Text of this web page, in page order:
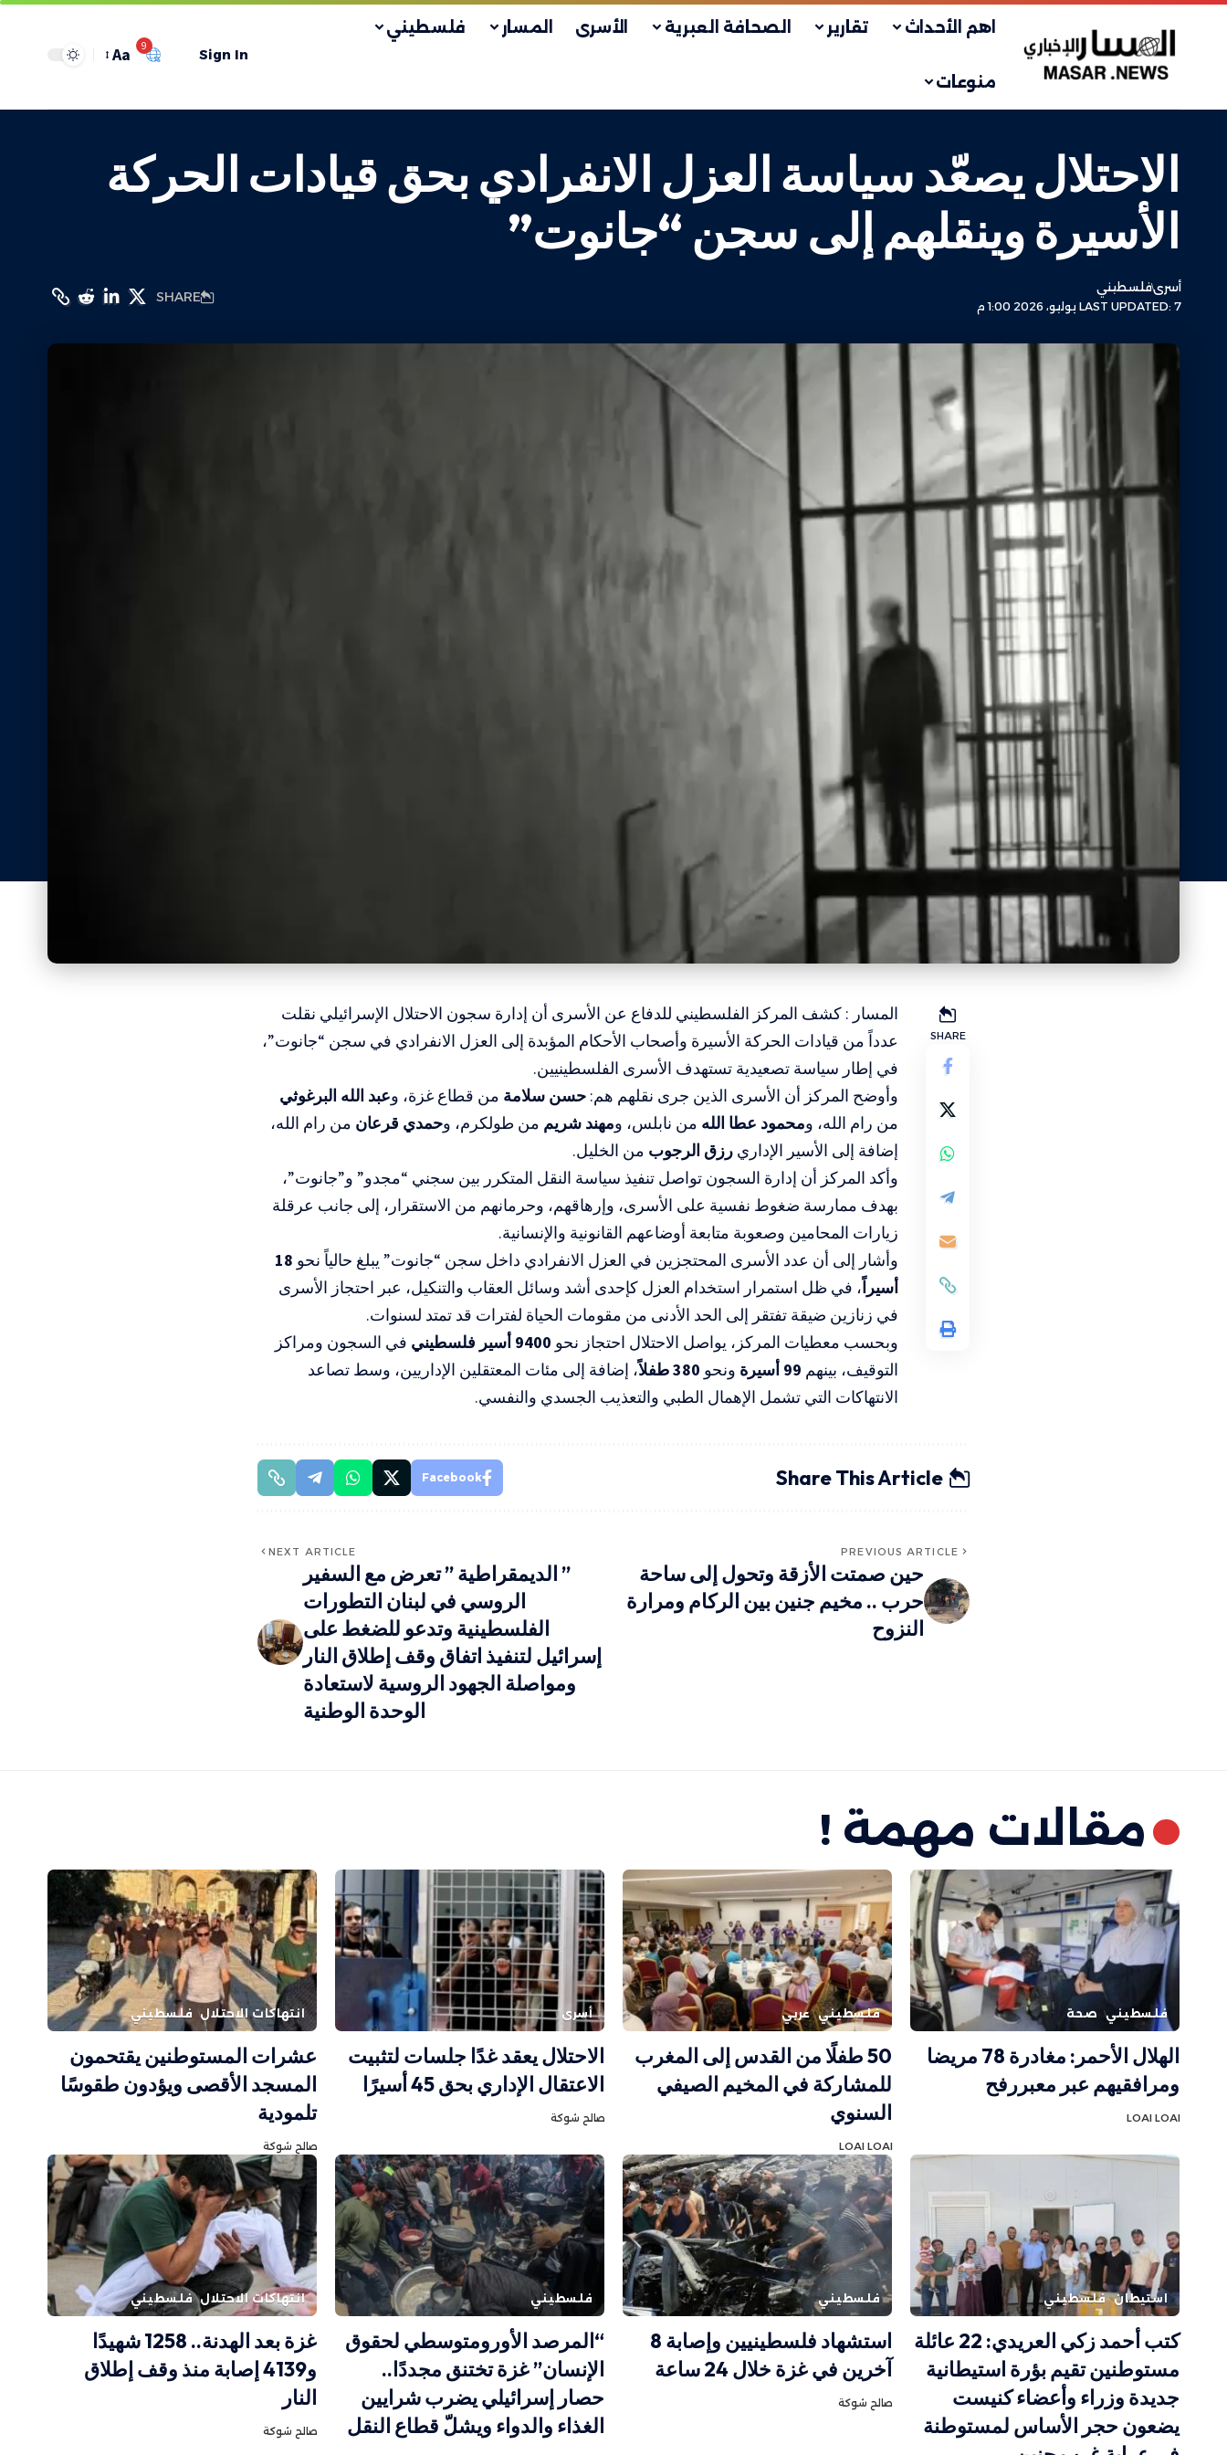
اهم الأحداث تقارير الصحافة العبرية الأسرى المسار فلسطيني
منوعات
Sign In
9
Aa
الاحتلال يصعّد سياسة العزل الانفرادي بحق قيادات الحركة
الأسيرة وينقلهم إلى سجن “جانوت”
LAST UPDATED: 7 يوليو، 2026 1:00 م
أسرىفلسطيني
SHARE
SHARE
المسار : كشف المركز الفلسطيني للدفاع عن الأسرى أن إدارة سجون الاحتلال الإسرائيلي نقلت
عدداً من قيادات الحركة الأسيرة وأصحاب الأحكام المؤبدة إلى العزل الانفرادي في سجن “جانوت”،
في إطار سياسة تصعيدية تستهدف الأسرى الفلسطينيين.
وأوضح المركز أن الأسرى الذين جرى نقلهم هم: حسن سلامة من قطاع غزة، وعبد الله البرغوثي
من رام الله، ومحمود عطا الله من نابلس، ومهند شريم من طولكرم، وحمدي قرعان من رام الله،
إضافة إلى الأسير الإداري رزق الرجوب من الخليل.
وأكد المركز أن إدارة السجون تواصل تنفيذ سياسة النقل المتكرر بين سجني “مجدو” و”جانوت”،
بهدف ممارسة ضغوط نفسية على الأسرى، وإرهاقهم، وحرمانهم من الاستقرار، إلى جانب عرقلة
زيارات المحامين وصعوبة متابعة أوضاعهم القانونية والإنسانية.
وأشار إلى أن عدد الأسرى المحتجزين في العزل الانفرادي داخل سجن “جانوت” يبلغ حالياً نحو 18
أسيراً، في ظل استمرار استخدام العزل كإحدى أشد وسائل العقاب والتنكيل، عبر احتجاز الأسرى
في زنازين ضيقة تفتقر إلى الحد الأدنى من مقومات الحياة لفترات قد تمتد لسنوات.
وبحسب معطيات المركز، يواصل الاحتلال احتجاز نحو 9400 أسير فلسطيني
في السجون ومراكز
التوقيف، بينهم 99 أسيرة ونحو 380 طفلاً
، إضافة إلى مئات المعتقلين الإداريين، وسط تصاعد
الانتهاكات التي تشمل الإهمال الطبي والتعذيب الجسدي والنفسي.
Share This Article
Facebook
PREVIOUS ARTICLE
حين صمتت الأزقة وتحول إلى ساحة
حرب .. مخيم جنين بين الركام ومرارة
النزوح
NEXT ARTICLE
” الديمقراطية ” تعرض مع السفير
الروسي في لبنان التطورات
الفلسطينية وتدعو للضغط على
إسرائيل لتنفيذ اتفاق وقف إطلاق النار
ومواصلة الجهود الروسية لاستعادة
الوحدة الوطنية
مقالات مهمة !
فلسطيني صحة
الهلال الأحمر: مغادرة 78 مريضا
ومرافقيهم عبر معبررفح
LOAI LOAI
فلسطيني عربي
50 طفلًا من القدس إلى المغرب
للمشاركة في المخيم الصيفي
السنوي
LOAI LOAI
أسرى
الاحتلال يعقد غدًا جلسات لتثبيت
الاعتقال الإداري بحق 45 أسيرًا
صالح شوكة
انتهاكات الاحتلال فلسطيني
عشرات المستوطنين يقتحمون
المسجد الأقصى ويؤدون طقوسًا
تلمودية
صالح شوكة
استيطان فلسطيني
كتب أحمد زكي العريدي: 22 عائلة
مستوطنين تقيم بؤرة استيطانية
جديدة وزراء وأعضاء كنيست
يضعون حجر الأساس لمستوطنة
فلسطيني
استشهاد فلسطينيين وإصابة 8
آخرين في غزة خلال 24 ساعة
صالح شوكة
فلسطيني
“المرصد الأورومتوسطي لحقوق
الإنسان” غزة تختنق مجددًا..
حصار إسرائيلي يضرب شرايين
الغذاء والدواء ويشلّ قطاع النقل
انتهاكات الاحتلال فلسطيني
غزة بعد الهدنة.. 1258 شهيدًا
و4139 إصابة منذ وقف إطلاق
النار
صالح شوكة